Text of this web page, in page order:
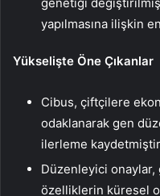
yapılmasına ilişkin
Yükselişte Öne Çıkanlar
Cibus, çiftçilere
odaklanarak gen
ilerleme
Düzenleyici onaylar,
özelliklerin küresel